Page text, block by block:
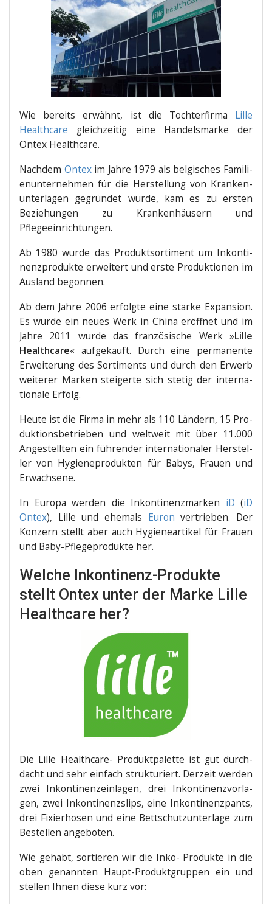
Wie bereits erwähnt, ist die Toch­ter­fir­ma Lil­le
Health­ca­re gleich­zei­tig eine Han­dels­mar­ke der
Ontex Healthcare.
Nach­dem Ontexim Jah­re 1979 als bel­gi­sches Fami­li­
en­un­ter­neh­men für die Her­stel­lung von Kran­ken­
un­ter­la­gen gegrün­det wur­de, kam es zu ers­ten
Bezie­hun­gen zu Kran­ken­häu­sern und
Pflegeeinrichtungen.
Ab 1980 wur­de das Pro­dukt­sor­ti­ment um Inkon­ti­
nenz­pro­duk­te erwei­tert und ers­te Pro­duk­tio­nen im
Aus­land begonnen.
Ab dem Jah­re 2006 erfolg­te eine star­ke Expan­si­on.
Es wur­de ein neu­es Werk in Chi­na eröff­net und im
Jah­re 2011 wur­de das fran­zö­si­sche Werk »Lil­le
Health­ca­re« auf­ge­kauft. Durch eine per­ma­nen­te
Erwei­te­rung des Sor­ti­ments und durch den Erwerb
wei­te­rer Mar­ken stei­ger­te sich ste­tig der inter­na­
tio­na­le Erfolg.
Heu­te ist die Fir­ma in mehr als 110 Län­dern, 15 Pro­
duk­ti­ons­be­trie­ben und welt­weit mit über 11.000
Ange­stell­ten ein füh­ren­der inter­na­tio­na­ler Her­stel­
ler von Hygie­ne­pro­duk­ten für Babys, Frau­en und
Erwachsene.
In Euro­pa wer­den die Inkon­ti­nenz­mar­ken iD (iD
Ontex), Lil­le und ehe­mals Euron ver­trie­ben. Der
Kon­zern stellt aber auch Hygie­ne­ar­ti­kel für Frau­en
und Baby-Pfle­ge­pro­duk­te her.
Welche Inkontinenz-Produkte
stellt Ontex unter der Marke Lille
Healthcare her?
Die Lil­le Health­ca­re- Pro­dukt­pa­let­te ist gut durch­
dacht und sehr ein­fach struk­tu­riert. Der­zeit wer­den
zwei Inkon­ti­nenz­ein­la­gen, drei Inkon­ti­nenz­vor­la­
gen, zwei Inkon­ti­nenz­slips, eine Inkon­ti­nenz­pants,
drei Fixier­ho­sen und eine Bett­schutz­un­ter­la­ge zum
Bestel­len angeboten.
Wie gehabt, sor­tie­ren wir die Inko- Pro­duk­te in die
oben genann­ten Haupt-Pro­dukt­grup­pen ein und
stel­len Ihnen die­se kurz vor: